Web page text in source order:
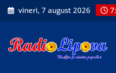
Skip
to
vineri, 7 august 2026